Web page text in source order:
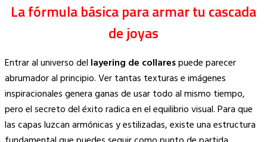
La fórmula básica para armar tu cascada
de joyas
Entrar al universo del layering de collarespuede parecer
abrumador al principio. Ver tantas texturas e imágenes
inspiracionales genera ganas de usar todo al mismo tiempo,
pero el secreto del éxito radica en el equilibrio visual. Para que
las capas luzcan armónicas y estilizadas, existe una estructura